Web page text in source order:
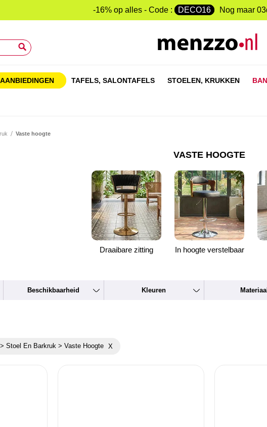
-16% op alles - Code : DECO16 Nog maar
Search
TAFELS, SALONTAFELS STOELEN, KRUKKEN
Vaste hoogte
VASTE HOOGTE
Draaibare zitting In hoogte verstelbaar
Beschikbaarheid Kleuren Materiaal
Stoel En Barkruk > Vaste Hoogte X